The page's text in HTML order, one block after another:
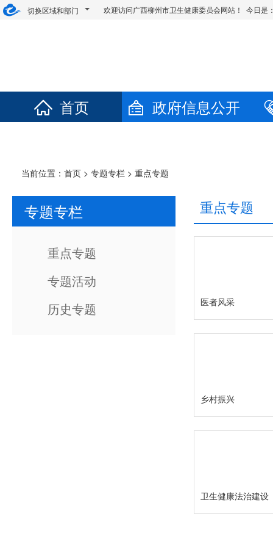
切换区域和部门 欢迎访问广西柳州市卫生健康委员会网站！ 今日是
首页 政府信息公开
当前位置： 首页 > 专题专栏 > 重点专题
专题专栏
重点专题
专题活动
历史专题
重点专题
医者风采
乡村振兴
卫生健康法治建设